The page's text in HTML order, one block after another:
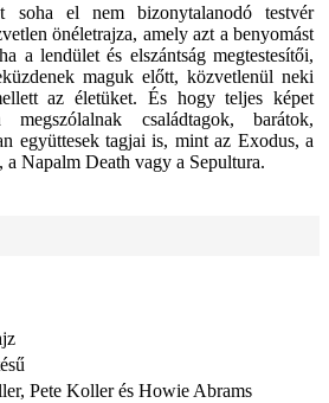
el nem bizonytalanodó testvér
önéletrajza, amely azt a benyomást
a lendület és elszántság megtestesítői,
maguk előtt, közvetlenül neki
az életüket. És hogy teljes képet
családtagok, barátok,
együttesek tagjai is, mint az Exodus, a
Napalm Death vagy a Sepultura.
Pete Koller és Howie Abrams